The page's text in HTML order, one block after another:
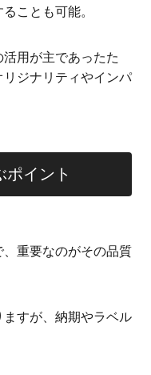
ことも可能。
用が主であったた
ジナリティやインパ
ポイント
重要なのがその品質
すが、納期やラベル